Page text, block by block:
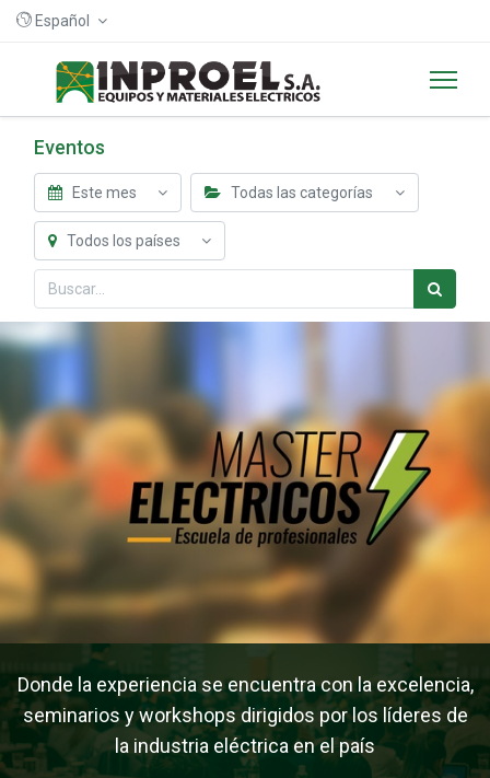
Español
Eventos
Este mes Todas las categorías
Todos los países
Donde la experiencia se encuentra con la excelencia,
seminarios y workshops dirigidos por los líderes de
la industria eléctrica en el país